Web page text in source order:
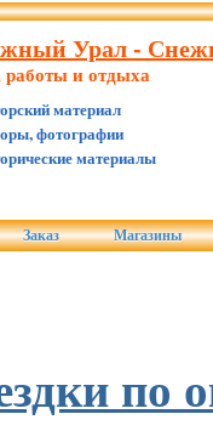
Урал -
работы и отдыха
материал
фотографии
материалы
Заказ Магазины
по